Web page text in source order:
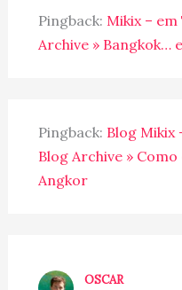
Pingback: Mikix –
Archive » Bangkok…
Pingback: Blog Mikix
Blog Archive »
Angkor
OSCAR